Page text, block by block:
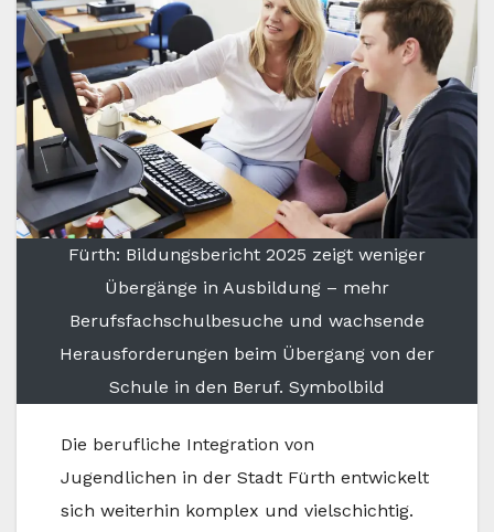
Fürth: Bildungsbericht 2025 zeigt weniger
Übergänge in Ausbildung – mehr
Berufsfachschulbesuche und wachsende
Herausforderungen beim Übergang von der
Schule in den Beruf. Symbolbild
Die berufliche Integration von
Jugendlichen in der Stadt Fürth entwickelt
sich weiterhin komplex und vielschichtig.